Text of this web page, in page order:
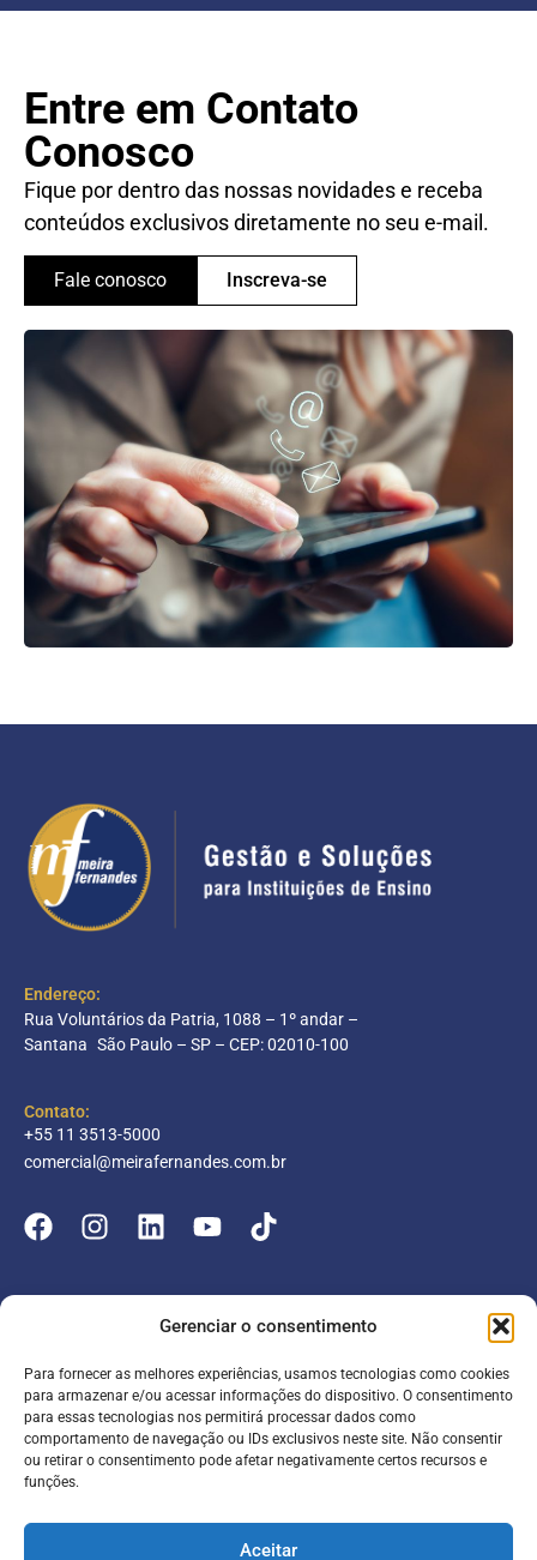
Gerenciar o consentimento
Para fornecer as melhores experiências, usamos tecnologias como cookies
para armazenar e/ou acessar informações do dispositivo. O consentimento
para essas tecnologias nos permitirá processar dados como
comportamento de navegação ou IDs exclusivos neste site. Não consentir
ou retirar o consentimento pode afetar negativamente certos recursos e
funções.
Aceitar
Entre em Contato
Conosco
Fique por dentro das nossas novidades e receba
conteúdos exclusivos diretamente no seu e-mail.
Fale conosco Inscreva-se
Endereço:
Rua Voluntários da Patria, 1088 – 1º andar –
Santana São Paulo – SP – CEP: 02010-100
Contato:
+55 11 3513-5000
comercial@meirafernandes.com.br
Parceiros
Blog
Contato
Portal do Colaborador
Entrar
Serviços
Meira online